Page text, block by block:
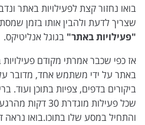
בואו נחזור קצת לפעילויות באתר
שצריך לדעת ולהבין אותו בזמן
"פעילויות באתר" בגוגל אנליטיקס.
אז כפי שכבר אמרתי מקודם
באתר על ידי משתמש אחד, מדובר על
ביקורים בדפים, צפיות בתוכן ועוד.
שכל פעילות
והתחיל במסע שלו בתוכו.בואו נראה